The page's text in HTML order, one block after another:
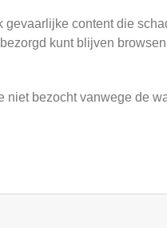
gevaarlijke content die
kunt blijven
niet bezocht vanwege de